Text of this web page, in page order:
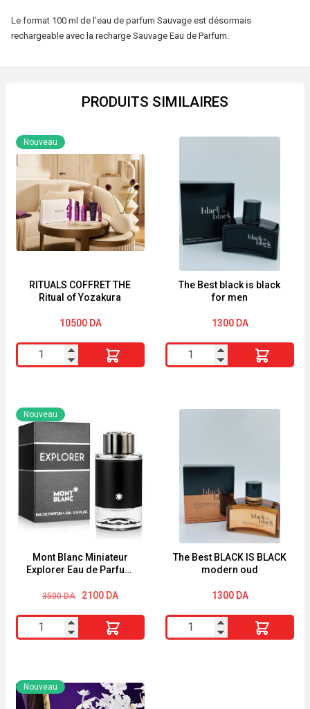
Le format 100 ml de l’eau de parfum Sauvage est désormais
rechargeable avec la recharge Sauvage Eau de Parfum.
PRODUITS SIMILAIRES
RITUALS COFFRET THE
Ritual of Yozakura
Nouveau
10500 DA
quantité
de
COFFRET
THE
Ritual
Yozakura
The Best black is black
for men
1300 DA
quantité
de
Best
black
men
Mont Blanc Miniateur
Explorer Eau de Parfum
Nouveau
3500DA
Le
initial
était :
3500 DA.
2100 DA
Le
actuel
est :
2100 DA.
quantité
de
Blanc
Miniateur
The Best BLACK IS BLACK
modern oud
1300 DA
quantité
de
Nouveau